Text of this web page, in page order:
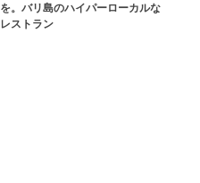
を。バリ島のハイパーローカルな
レストラン